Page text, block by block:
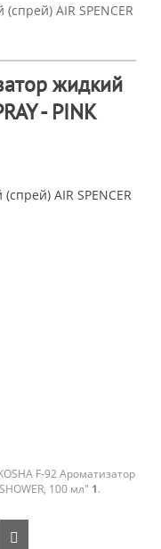
AIR SPENCER
жидкий
- PINK
AIR SPENCER
F-92 Ароматизатор
100 мл" 1.